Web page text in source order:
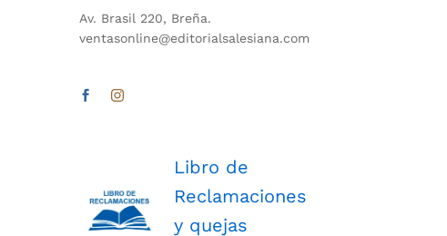
Av. Brasil 220, Breña.
ventasonline@editorialsalesiana.com
Libro de
Reclamaciones
y quejas